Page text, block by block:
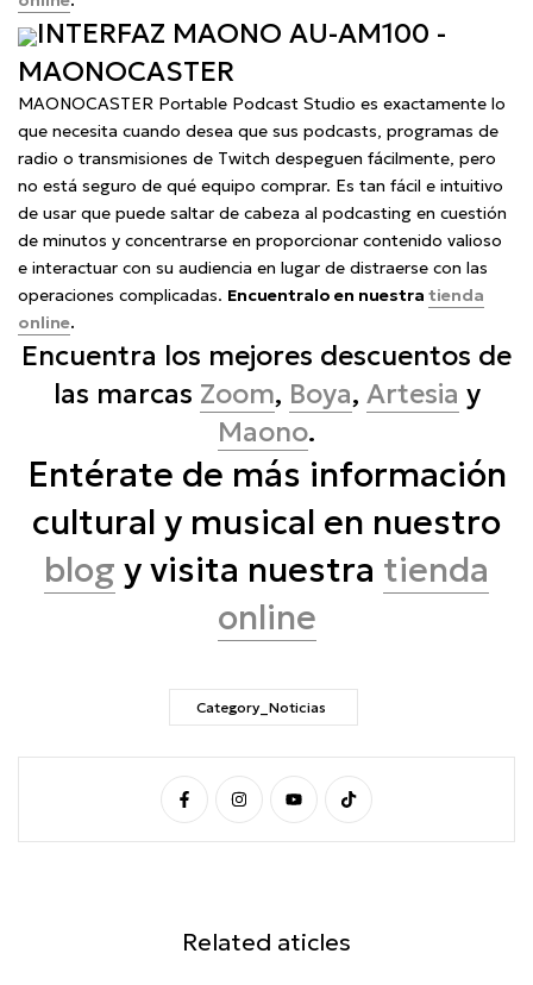
INTERFAZ MAONO AU-AM100 -
MAONOCASTER
MAONOCASTER Portable Podcast Studio es exactamente lo
que necesita cuando desea que sus podcasts, programas de
radio o transmisiones de Twitch despeguen fácilmente, pero
no está seguro de qué equipo comprar. Es tan fácil e intuitivo
de usar que puede saltar de cabeza al podcasting en cuestión
de minutos y concentrarse en proporcionar contenido valioso
e interactuar con su audiencia en lugar de distraerse con las
operaciones complicadas. Encuentralo en nuestra tienda
online.
Encuentra los mejores descuentos de
las marcas Zoom, Boya, Artesia y
Maono.
Entérate de más información
cultural y musical en nuestro
blog y visita nuestra tienda
online
Category_Noticias
Related aticles